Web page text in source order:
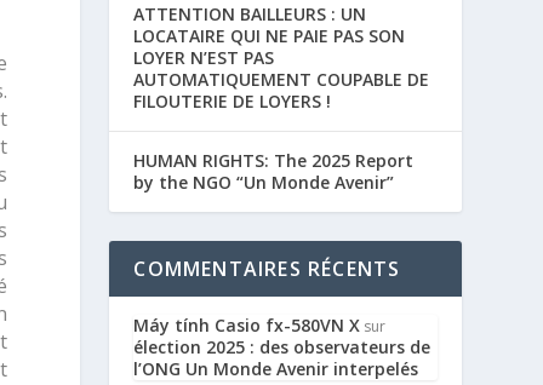
ATTENTION BAILLEURS : UN
LOCATAIRE QUI NE PAIE PAS SON
LOYER N’EST PAS
AUTOMATIQUEMENT COUPABLE DE
FILOUTERIE DE LOYERS !
HUMAN RIGHTS: The 2025 Report
by the NGO “Un Monde Avenir”
COMMENTAIRES RÉCENTS
Máy tính Casio fx-580VN X sur
élection 2025 : des observateurs de
l’ONG Un Monde Avenir interpelés